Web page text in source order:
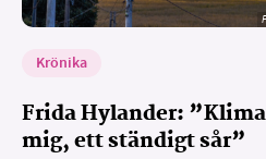
Krönika
Frida Hylander:
mig, ett ständigt sår”